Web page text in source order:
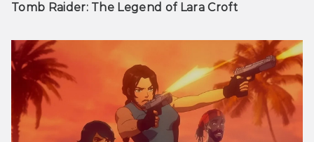
Tomb Raider: The Legend of Lara Croft